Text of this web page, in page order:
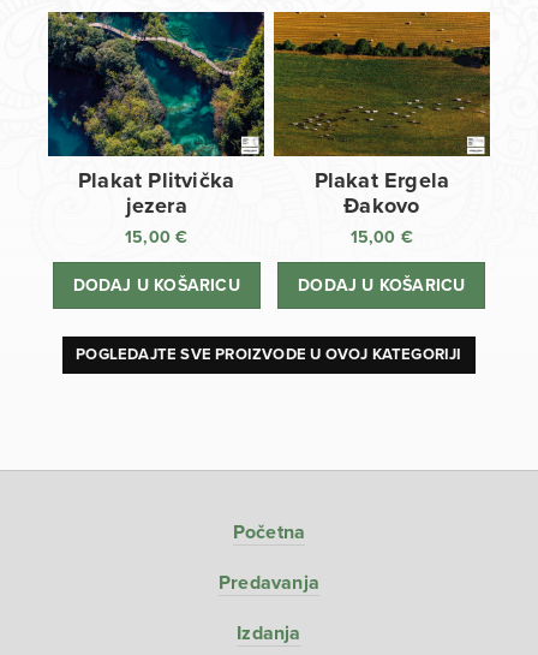
Plakat Plitvička
jezera
15,00€
DODAJ U KOŠARICU
Plakat Ergela
Đakovo
15,00 €
DODAJ U KOŠARICU
POGLEDAJTE SVE PROIZVODE U OVOJ KATEGORIJI
Početna
Predavanja
Izdanja